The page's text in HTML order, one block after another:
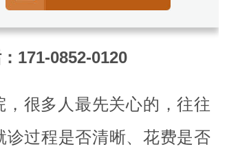
171-0852-0120
很多人最先关心的，往往
过程是否清晰、花费是否